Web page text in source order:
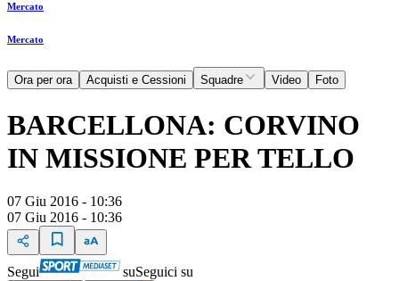
Mercato
Mercato
Ora per ora Acquisti e Cessioni Squadre Video Foto
BARCELLONA: CORVINO
IN MISSIONE PER TELLO
07 Giu 2016 - 10:36
07 Giu 2016 - 10:36
Segui suSeguici su